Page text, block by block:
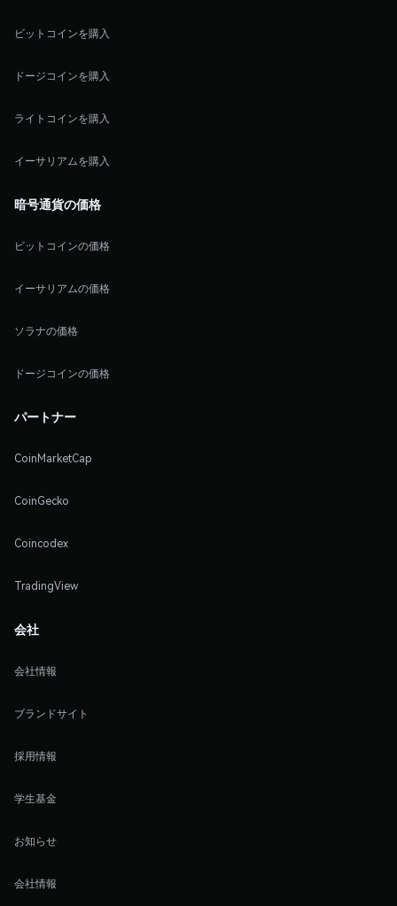
ビットコインを購入
ドージコインを購入
ライトコインを購入
イーサリアムを購入
暗号通貨の価格
ビットコインの価格
イーサリアムの価格
ソラナの価格
ドージコインの価格
パートナー
CoinMarketCap
CoinGecko
Coincodex
TradingView
会社
会社情報
ブランドサイト
採用情報
学生基金
お知らせ
会社情報